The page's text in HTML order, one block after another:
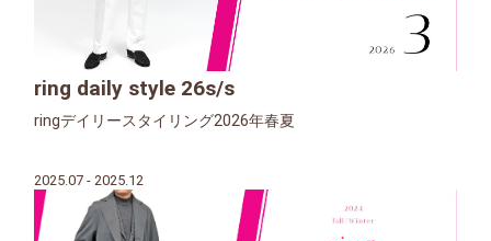
ring daily style 26s/s
ringデイリースタイリング2026年春夏
2025.07 - 2025.12